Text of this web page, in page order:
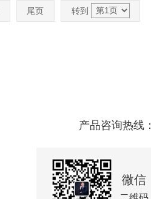
尾页 转到
产品咨询热线：
微信